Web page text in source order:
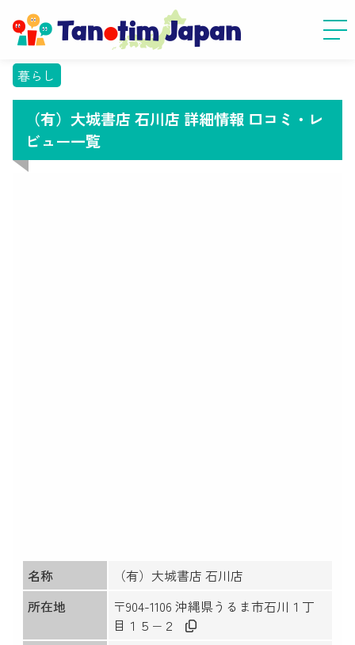
暮らし
（有）大城書店 石川店 詳細情報 口コミ・レ
ビュー一覧
名称
（有）大城書店 石川店
所在地
〒904-1106 沖縄県うるま市石川１丁
目１５−２